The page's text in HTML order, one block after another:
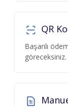
QR
Başarılı